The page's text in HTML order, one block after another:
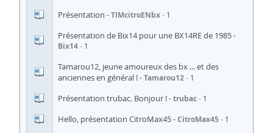
Présentation TIMcitroENbx 1
Présentation de Bix14 pour une BX14RE de 1985
Bix14 1
Tamarou12, jeune amoureux des bx ... et des
anciennes en général ! Tamarou12 1
Présentation trubac. Bonjour ! trubac 1
Hello, présentation CitroMax45 CitroMax45 1